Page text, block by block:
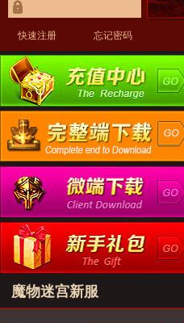
快速注册 忘记密码
魔物迷宫新服